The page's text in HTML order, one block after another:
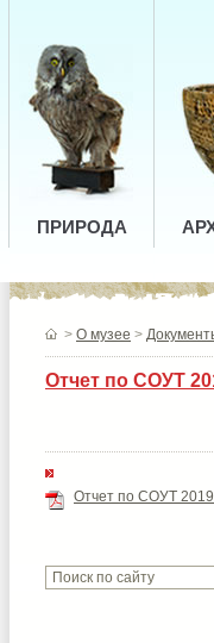
ПРИРОДА
> О музее >
Отчет по СОУТ
Отчет по СОУТ 2019